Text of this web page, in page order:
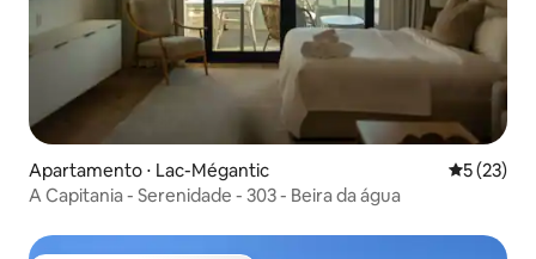
Apartamento ⋅ Lac-Mégantic 5 de uma
5 (23)
A Capitania - Serenidade - 303 - Beira da água